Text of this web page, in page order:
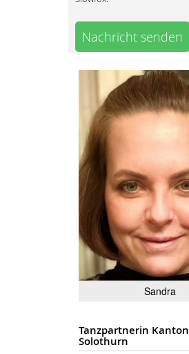
Nachricht senden
Sandra
Tanzpartnerin Kanton
Solothurn